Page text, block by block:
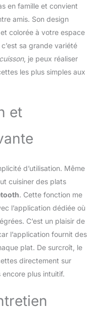
recettes pas à
l'écran de votre
parfaits à
fois ; le
haute
adapte pour
convives
: mode de
sous pression
fois plus vite et
(par rapport à
de cuisson
REPARABLE 15
JUSTE PRIX :
de
15 ans au
grâce à notre
6200
dans le
de
et à la
en famille et convient
amis. Son design
colorée à votre espace
sa grande variété
, je peux réaliser
les plus simples aux
et
d’utilisation. Même
cuisiner des plats
. Cette fonction me
l’application dédiée où
C’est un plaisir de
l’application fournit des
plat. De surcroît, le
directement sur
encore plus intuitif.